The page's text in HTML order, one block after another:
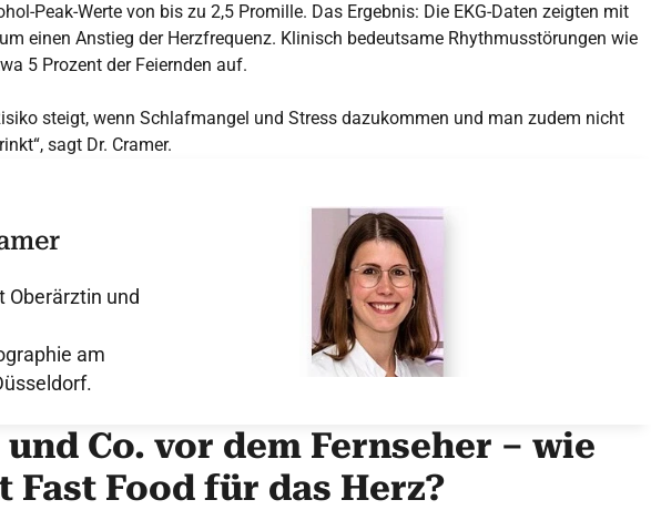
Peak-Werte von bis zu 2,5 Promille. Das Ergebnis: Die EKG-Daten zeigten mit
einen Anstieg der Herzfrequenz. Klinisch bedeutsame Rhythmusstörungen wie
5 Prozent der Feiernden auf.
steigt, wenn Schlafmangel und Stress dazukommen und man zudem nicht
sagt Dr. Cramer.
Oberärztin und
am
Co. vor dem Fernseher – wie
Fast Food für das Herz?